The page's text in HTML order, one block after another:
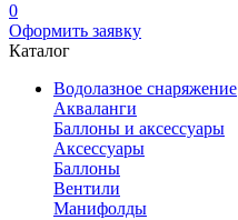
0
Оформить заявку
Каталог
Водолазное снаряжение
Акваланги
Баллоны и аксессуары
Аксессуары
Баллоны
Вентили
Манифолды